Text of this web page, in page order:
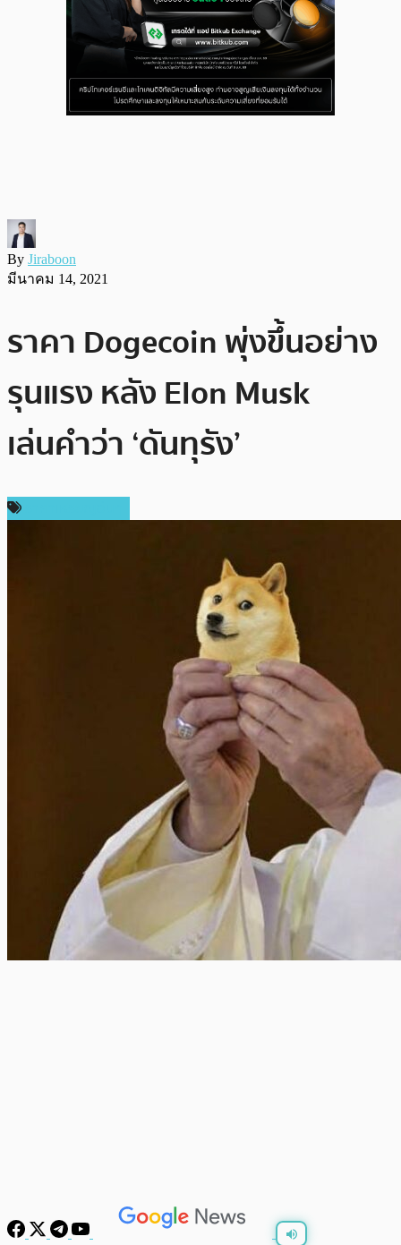
By Jiraboon
มีนาคม 14, 2021
ราคา Dogecoin พุ่งขึ้นอย่าง
รุนแรง หลัง Elon Musk
เล่นคำว่า ‘ดันทุรัง’